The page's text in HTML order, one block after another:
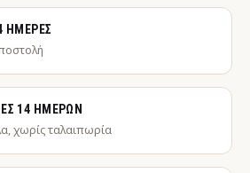
ΗΜΈΡΕΣ
14 ΗΜΕΡΏΝ
χωρίς ταλαιπωρία